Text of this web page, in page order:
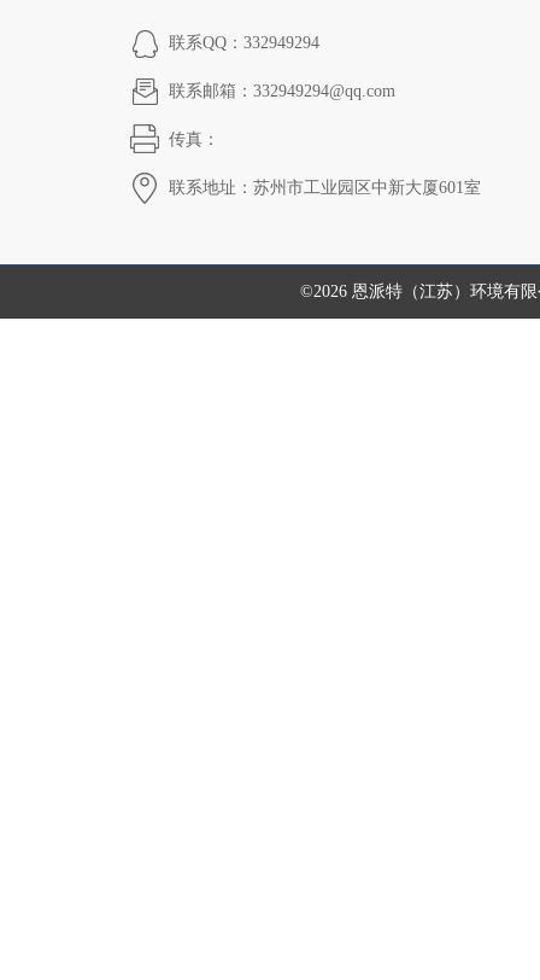
联系QQ：332949294
联系邮箱：332949294@qq.com
传真：
联系地址：苏州市工业园区中新大厦601室
©2026 恩派特（江苏）环境有